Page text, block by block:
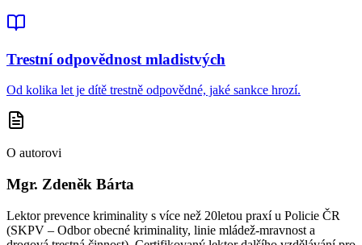
Trestní odpovědnost mladistvých
Od kolika let je dítě trestně odpovědné, jaké sankce hrozí.
O autorovi
Mgr. Zdeněk Bárta
Lektor prevence kriminality s více než 20letou praxí u Policie ČR
(SKPV – Odbor obecné kriminality, linie mládež-mravnost a